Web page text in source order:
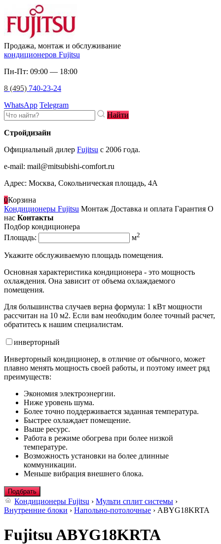
Продажа, монтаж и обслуживание
кондиционеров Fujitsu
Пн-Пт: 09:00 — 18:00
8 (495) 740-23-24
WhatsApp Telegram
Найти
Стройдизайн
Официальный дилер Fujitsu c 2006 года.
e-mail: mail@mitsubishi-comfort.ru
Адрес: Москва, Сокольническая площадь, 4А
0Корзина
Кондиционеры Fujitsu Монтаж Доставка и оплата Гарантия О
нас Контакты
Подбор кондиционера
Площадь:
м2
Укажите обслуживаемую площадь помещения.
Основная характеристика кондиционера - это мощность
охлаждения. Она зависит от объема охлаждаемого
помещения.
Для большинства случаев верна формула: 1 кВт мощности
рассчитан на 10 м2. Если вам необходим более точный расчет,
обратитесь к нашим специалистам.
инверторный
Инверторный кондиционер, в отличие от обычного, может
плавно менять мощность своей работы, и поэтому имеет ряд
преимуществ:
Экономия электроэнергии.
Ниже уровень шума.
Более точно поддерживается заданная температура.
Быстрее охлаждает помещение.
Выше ресурс.
Работа в режиме обогрева при более низкой
температуре.
Возможность установки на более длинные
коммуникации.
Меньше вибрация внешнего блока.
Подбрать
Кондиционеры Fujitsu › Мульти сплит системы ›
Внутренние блоки › Напольно-потолочные › ABYG18KRTA
Fujitsu ABYG18KRTA